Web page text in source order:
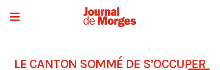
LE CANTON SOMMÉ DE S’OCCUPER